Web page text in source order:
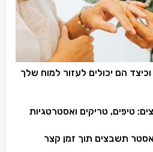
הם יכולים לעזור למוח שלך
טיפים, טריקים ואסטרטגיות
תשבצים תוך זמן קצר